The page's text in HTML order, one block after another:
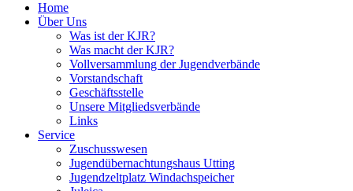
Home
Über Uns
Was ist der KJR?
Was macht der KJR?
Vollversammlung der Jugendverbände
Vorstandschaft
Geschäftsstelle
Unsere Mitgliedsverbände
Links
Service
Zuschusswesen
Jugendübernachtungshaus Utting
Jugendzeltplatz Windachspeicher